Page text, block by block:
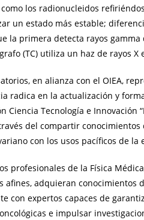
los radionucleidos
un estado más estable;
la primera detecta rayos
(TC) utiliza un haz de rayos X
en alianza con el OIEA,
radica en la actualización y
Ciencia Tecnología e Innovación
del compartir
con los usos pacíficos de la
profesionales de la Física
afines, adquieran
con expertos capaces de
e impulsar